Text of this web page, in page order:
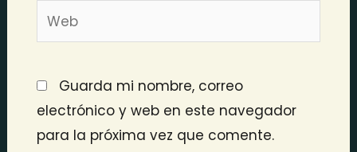
Web
Guarda mi nombre, correo
electrónico y web en este navegador
para la próxima vez que comente.